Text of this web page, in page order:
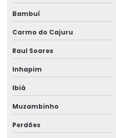
Bambuí
Carmo do Cajuru
Raul Soares
Inhapim
Ibiá
Muzambinho
Perdões